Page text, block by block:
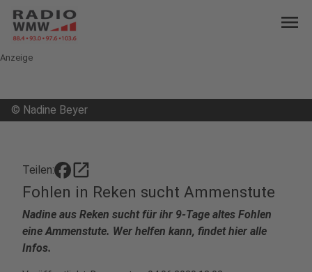
menu
Anzeige
© Nadine Beyer
Teilen: open_in_new
Fohlen in Reken sucht Ammenstute
Nadine aus Reken sucht für ihr 9-Tage altes Fohlen
eine Ammenstute. Wer helfen kann, findet hier alle
Infos.